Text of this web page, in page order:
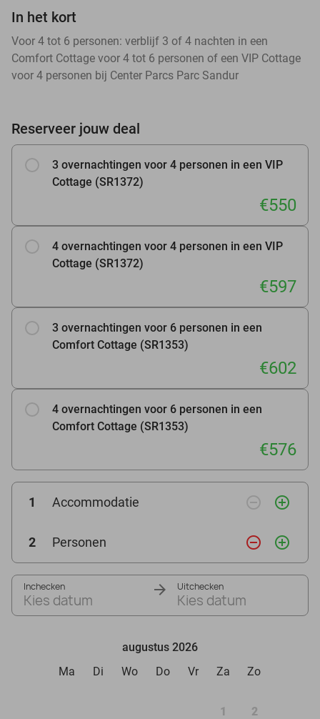
In het kort
Voor 4 tot 6 personen: verblijf 3 of 4 nachten in een
Comfort Cottage voor 4 tot 6 personen of een VIP Cottage
voor 4 personen bij Center Parcs Parc Sandur
Reserveer jouw deal
3 overnachtingen voor 4 personen in een VIP
Cottage (SR1372)
€550
4 overnachtingen voor 4 personen in een VIP
Cottage (SR1372)
€597
3 overnachtingen voor 6 personen in een
Comfort Cottage (SR1353)
€602
4 overnachtingen voor 6 personen in een
Comfort Cottage (SR1353)
€576
1 Accommodatie remove_circle_outline add_circle_outline
2 Personen remove_circle_outline add_circle_outline
Inchecken
Kies datum
Uitchecken
Kies datum
augustus 2026
Ma
Di Wo Do Vr Za Zo
1 2